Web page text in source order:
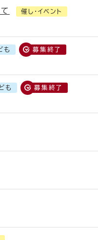
催し・イベント
も 募集終了
も 募集終了